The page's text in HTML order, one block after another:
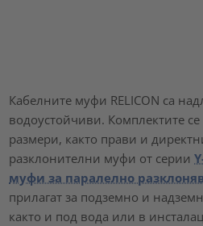
Кабелните муфи RELICON са
водоустойчиви. Комплектите
размери, както прави и
разклонителни муфи от серии
муфи за паралелно
прилагат за подземно и
както и под вода или в